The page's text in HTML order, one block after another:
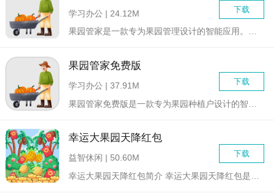
下载
学习办公 | 24.12M
果园管家是一款专为果园管理设计的智能应用。它集成了果园种植、...
果园管家免费版
下载
学习办公 | 37.91M
幸运大果园天降红包
下载
益智休闲 | 50.60M